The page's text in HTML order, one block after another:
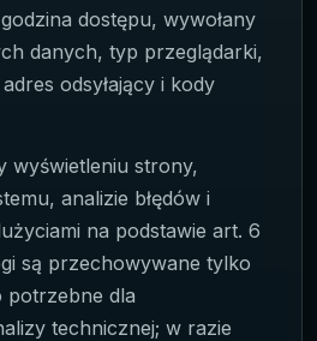
dostępu, wywołany
danych, typ przeglądarki,
odsyłający i kody
wyświetleniu strony,
analizie błędów i
na podstawie art. 6
są przechowywane tylko
potrzebne dla
technicznej; w razie